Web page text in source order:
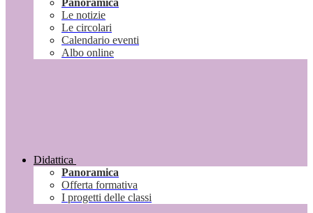
Panoramica
Le notizie
Le circolari
Calendario eventi
Albo online
Didattica
Panoramica
Offerta formativa
I progetti delle classi